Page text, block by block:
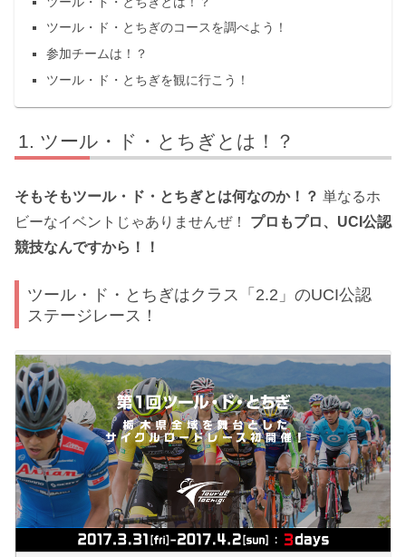
ツール・ド・とちぎのコースを調べよう！
参加チームは！？
ツール・ド・とちぎを観に行こう！
ツール・ド・とちぎとは！？
そもそもツール・ド・とちぎとは何なのか！？ 単なるホ
ビーなイベントじゃありませんぜ！ プロもプロ、UCI公認
競技なんですから！！
ツール・ド・とちぎはクラス「2.2」のUCI公認
ステージレース！